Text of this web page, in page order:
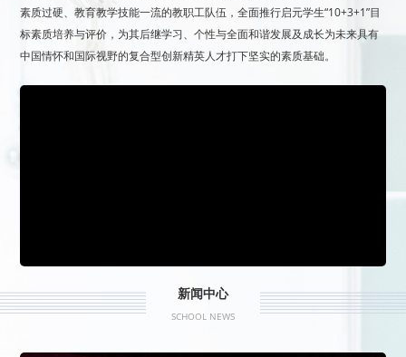
素质过硬、教育教学技能一流的教职工队伍，全面推行启元学生“10+3+1”目
标素质培养与评价，为其后继学习、个性与全面和谐发展及成长为未来具有
中国情怀和国际视野的复合型创新精英人才打下坚实的素质基础。
新闻中心
SCHOOL NEWS